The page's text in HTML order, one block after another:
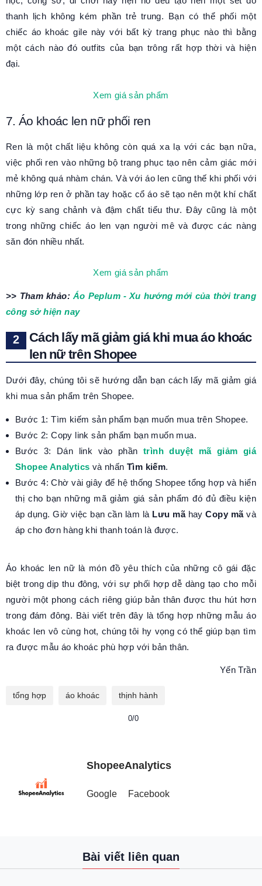
thanh lịch không kém phần trẻ trung. Bạn có thể phối một
chiếc áo khoác gile này với bất kỳ trang phục nào thì bằng
một cách nào đó outfits của bạn trông rất hợp thời và hiện
đại.
Xem giá sản phẩm
7. Áo khoác len nữ phối ren
Ren là một chất liệu không còn quá xa lạ với các bạn nữa,
việc phối ren vào những bộ trang phục tạo nên cảm giác mới
mẻ không quá nhàm chán. Và với áo len cũng thế khi phối với
những lớp ren ở phần tay hoặc cổ áo sẽ tạo nên một khí chất
cực kỳ sang chảnh và đậm chất tiểu thư. Đây cũng là một
trong những chiếc áo len vạn người mê và được các nàng
săn đón nhiều nhất.
Xem giá sản phẩm
>> Tham khảo: Áo Peplum - Xu hướng mới của thời trang
công sở hiện nay
Cách lấy mã giảm giá khi mua áo khoác
len nữ trên Shopee
Dưới đây, chúng tôi sẽ hướng dẫn bạn cách lấy mã giảm giá
khi mua sản phẩm trên Shopee.
Bước 1: Tìm kiếm sản phẩm bạn muốn mua trên Shopee.
Bước 2: Copy link sản phẩm bạn muốn mua.
Bước 3: Dán link vào phầntrình duyệt mã giảm giá
Shopee Analytics và nhấnTìm kiếm.
Bước 4: Chờ vài giây để hệ thống Shopee tổng hợp và hiển
thị cho bạn những mã giảm giá sản phẩm đó đủ điều kiện
áp dụng. Giờ việc bạn cần làm là Lưu mã hayCopy mãvà
áp cho đơn hàng khi thanh toán là được.
Áo khoác len nữ là món đồ yêu thích của những cô gái đặc
biệt trong dịp thu đông, với sự phối hợp dễ dàng tạo cho mỗi
người một phong cách riêng giúp bản thân được thu hút hơn
trong đám đông. Bài viết trên đây là tổng hợp những mẫu áo
khoác len vô cùng hot, chúng tôi hy vọng có thể giúp bạn tìm
ra được mẫu áo khoác phù hợp với bản thân.
Yến Trần
tổng hợp áo khoác thịnh hành
0/0
ShopeeAnalytics
Google Facebook
Bài viết liên quan